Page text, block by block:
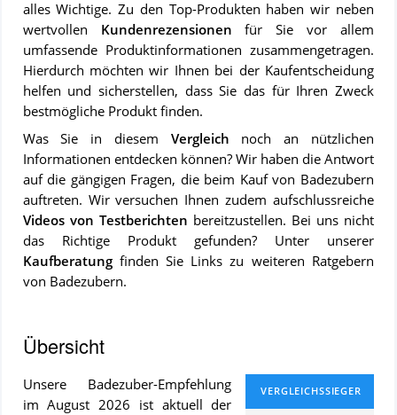
alles Wichtige. Zu den Top-Produkten haben wir neben
wertvollen Kundenrezensionen für Sie vor allem
umfassende Produktinformationen zusammengetragen.
Hierdurch möchten wir Ihnen bei der Kaufentscheidung
helfen und sicherstellen, dass Sie das für Ihren Zweck
bestmögliche Produkt finden.
Was Sie in diesem Vergleich noch an nützlichen
Informationen entdecken können? Wir haben die Antwort
auf die gängigen Fragen, die beim Kauf von Badezubern
auftreten. Wir versuchen Ihnen zudem aufschlussreiche
Videos von Testberichten bereitzustellen. Bei uns nicht
das Richtige Produkt gefunden? Unter unserer
Kaufberatungfinden Sie Links zu weiteren Ratgebern
von Badezubern.
Übersicht
Un­se­re Badezuber-Emp­feh­lung
im August 2026 ist ak­tu­ell der